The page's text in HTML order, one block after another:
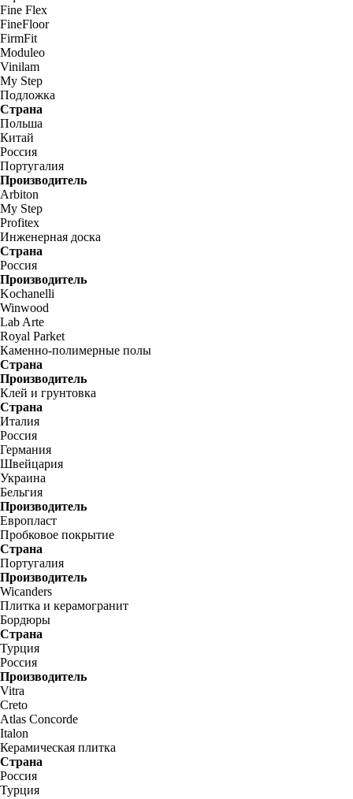
Fine Flex
FineFloor
FirmFit
Moduleo
Vinilam
My Step
Подложка
Страна
Польша
Китай
Россия
Португалия
Производитель
Arbiton
My Step
Profitex
Инженерная доска
Страна
Россия
Производитель
Kochanelli
Winwood
Lab Arte
Royal Parket
Каменно-полимерные полы
Страна
Производитель
Клей и грунтовка
Страна
Италия
Россия
Германия
Швейцария
Украина
Бельгия
Производитель
Европласт
Пробковое покрытие
Страна
Португалия
Производитель
Wicanders
Плитка и керамогранит
Бордюры
Страна
Турция
Россия
Производитель
Vitra
Creto
Atlas Concorde
Italon
Керамическая плитка
Страна
Россия
Турция